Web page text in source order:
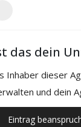
das dein
Inhaber dieser
und dein
Eintrag